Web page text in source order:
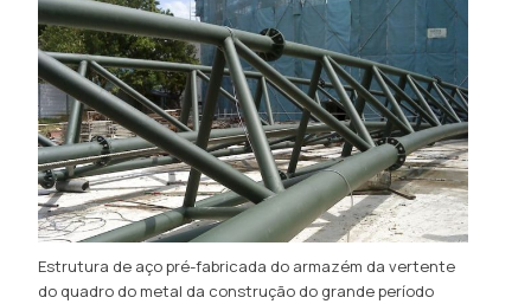
Estrutura de aço pré-fabricada do armazém da vertente
do quadro do metal da construção do grande período